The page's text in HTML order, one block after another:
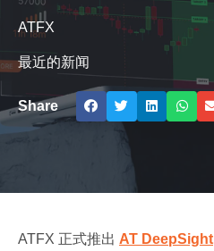
ATFX
最近的新闻
Share
ATFX 正式推出 AT DeepSight